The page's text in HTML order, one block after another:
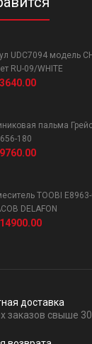
UDC7094 модель
RU-09/WHITE
пальма
180
TOOBI E8963-
DELAFON
доставка
заказов свыше